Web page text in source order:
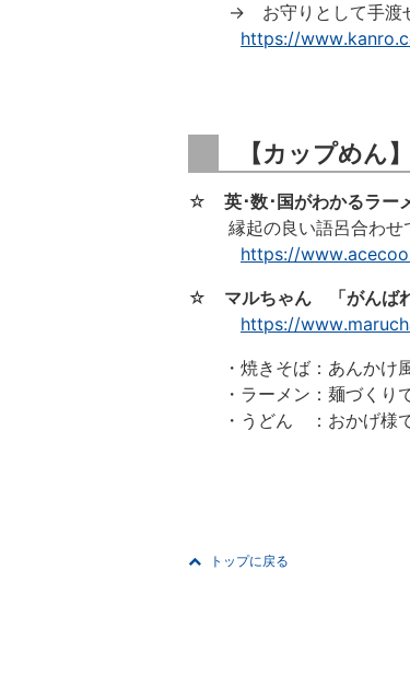
→ お守りとして手渡せ
https://
【カップめん】
☆ 英･数･国がわかるラー
縁起の良い語呂合わせ
https://
☆ マルちゃん 「がんば
https://
・焼きそば：あんかけ
・ラーメン：麺づくり
・うどん ：おかげ様で
トップに戻る